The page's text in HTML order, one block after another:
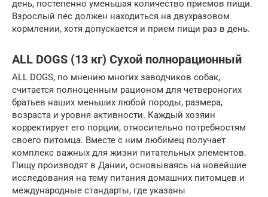
день, постепенно уменьшая количество приемов пищи.
Взрослый пес должен находиться на двухразовом
кормлении, хотя допускается и прием пищи раз в день.
ALL DOGS (13 кг) Сухой полнорационный
ALL DOGS, по мнению многих заводчиков собак,
считается полноценным рационом для четвероногих
братьев наших меньших любой породы, размера,
возраста и уровня активности. Каждый хозяин
корректирует его порции, относительно потребностям
своего питомца. Вместе с ним любимец получает
комплекс важных для жизни питательных элементов.
Пищу производят в Дании, основываясь на новейшие
исследования на тему питания домашних питомцев и
международные стандарты, где указаны